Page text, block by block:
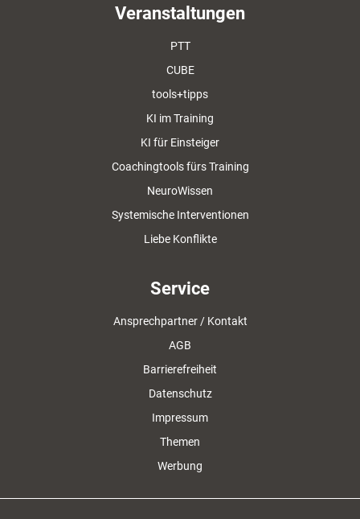
Veranstaltungen
PTT
CUBE
tools+tipps
KI im Training
KI für Einsteiger
Coachingtools fürs Training
NeuroWissen
Systemische Interventionen
Liebe Konflikte
Service
Ansprechpartner / Kontakt
AGB
Barrierefreiheit
Datenschutz
Impressum
Themen
Werbung